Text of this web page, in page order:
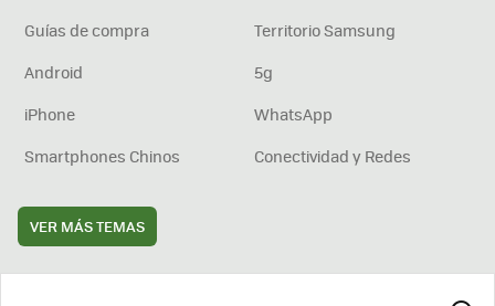
Guías de compra
Territorio Samsung
Android
5g
iPhone
WhatsApp
Smartphones Chinos
Conectividad y Redes
VER MÁS TEMAS